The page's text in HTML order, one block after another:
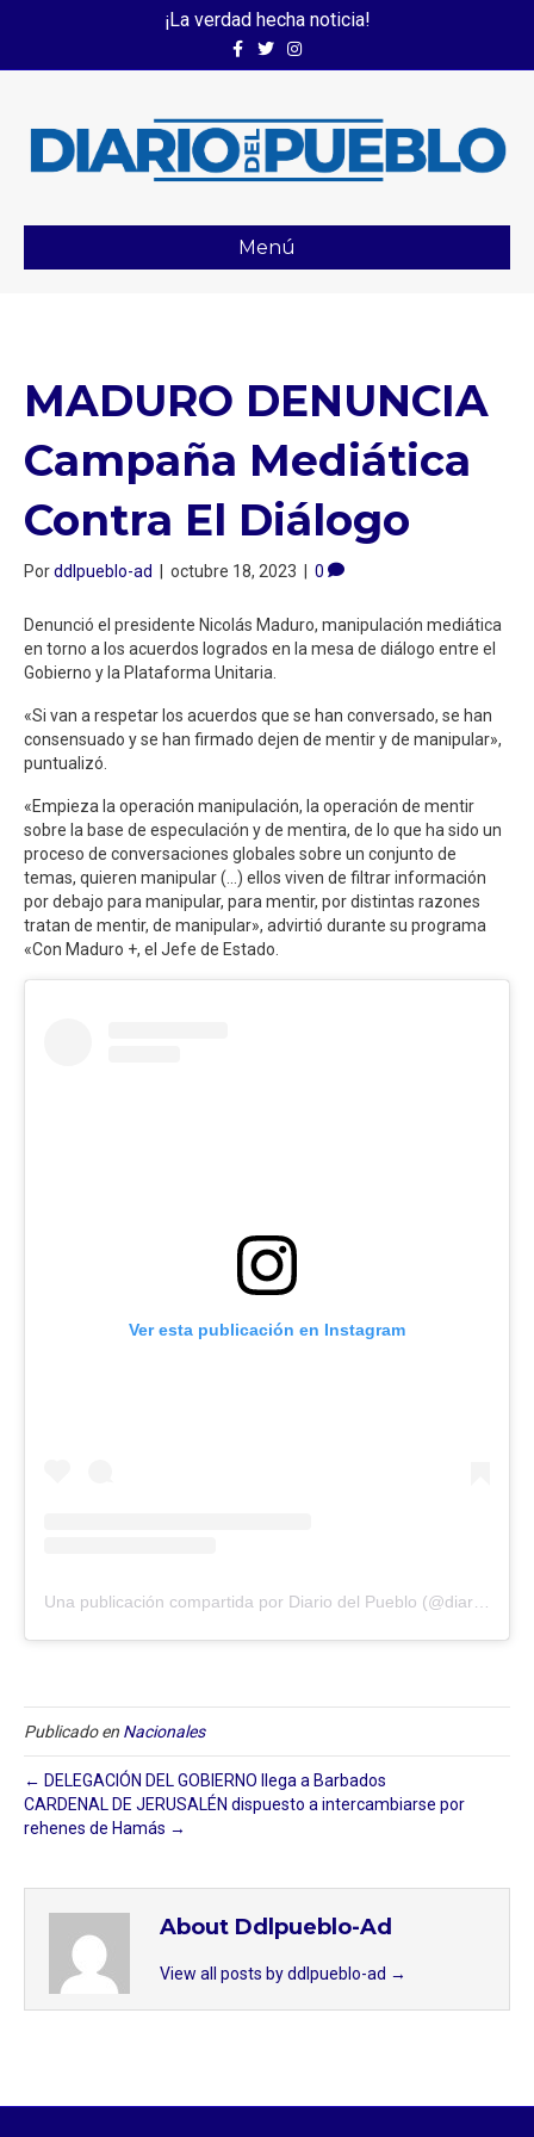
¡La verdad hecha noticia!
FacebookTwitterInstagram
Menú
MADURO DENUNCIA
Campaña Mediática
Contra El Diálogo
Porddlpueblo-ad | octubre 18, 2023 | 0
Denunció el presidente Nicolás Maduro, manipulación mediática
en torno a los acuerdos logrados en la mesa de diálogo entre el
Gobierno y la Plataforma Unitaria.
«Si van a respetar los acuerdos que se han conversado, se han
consensuado y se han firmado dejen de mentir y de manipular»,
puntualizó.
«Empieza la operación manipulación, la operación de mentir
sobre la base de especulación y de mentira, de lo que ha sido un
proceso de conversaciones globales sobre un conjunto de
temas, quieren manipular (…) ellos viven de filtrar información
por debajo para manipular, para mentir, por distintas razones
tratan de mentir, de manipular», advirtió durante su programa
«Con Maduro +, el Jefe de Estado.
Ver esta publicación en Instagram
Publicado en Nacionales
← DELEGACIÓN DEL GOBIERNO llega a Barbados
CARDENAL DE JERUSALÉN dispuesto a intercambiarse por
rehenes de Hamás →
About Ddlpueblo-Ad
View all posts by ddlpueblo-ad →